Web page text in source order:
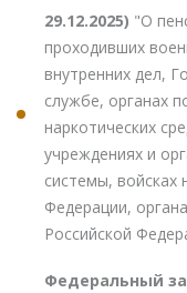
29.12.2025) "О
проходивших
внутренних дел,
службе, органах
наркотических
учреждениях и
системы, войсках
Федерации,
Российской
Федеральный